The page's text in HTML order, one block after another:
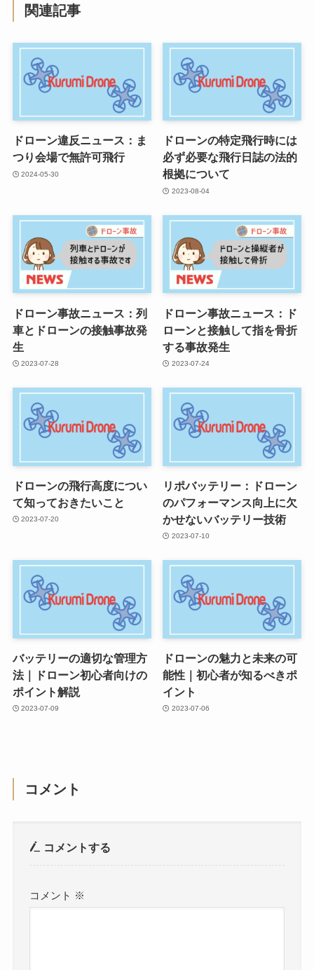
関連記事
ドローン違反ニュース：ま
つり会場で無許可飛行
2024-05-30
ドローンの特定飛行時には
必ず必要な飛行日誌の法的
根拠について
2023-08-04
ドローン事故ニュース：列
車とドローンの接触事故発
生
2023-07-28
ドローン事故ニュース：ド
ローンと接触して指を骨折
する事故発生
2023-07-24
ドローンの飛行高度につい
て知っておきたいこと
2023-07-20
リポバッテリー：ドローン
のパフォーマンス向上に欠
かせないバッテリー技術
2023-07-10
バッテリーの適切な管理方
法｜ドローン初心者向けの
ポイント解説
2023-07-09
ドローンの魅力と未来の可
能性｜初心者が知るべきポ
イント
2023-07-06
コメント
コメントする
コメント ※